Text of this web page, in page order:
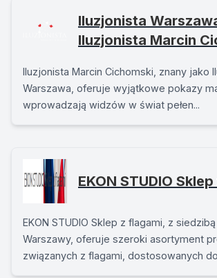
Iluzjonista Warszawa
Iluzjonista Marcin
Iluzjonista Marcin Cichomski, znany jako
Warszawa, oferuje wyjątkowe pokazy
wprowadzają widzów w świat pełen...
EKON STUDIO
EKON STUDIO Sklep z flagami, z
Warszawy, oferuje szeroki asortyment
związanych z flagami, dostosowanych